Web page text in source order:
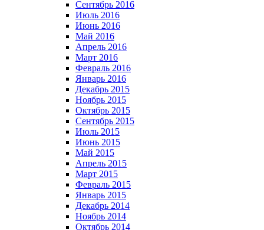
Сентябрь 2016
Июль 2016
Июнь 2016
Май 2016
Апрель 2016
Март 2016
Февраль 2016
Январь 2016
Декабрь 2015
Ноябрь 2015
Октябрь 2015
Сентябрь 2015
Июль 2015
Июнь 2015
Май 2015
Апрель 2015
Март 2015
Февраль 2015
Январь 2015
Декабрь 2014
Ноябрь 2014
Октябрь 2014